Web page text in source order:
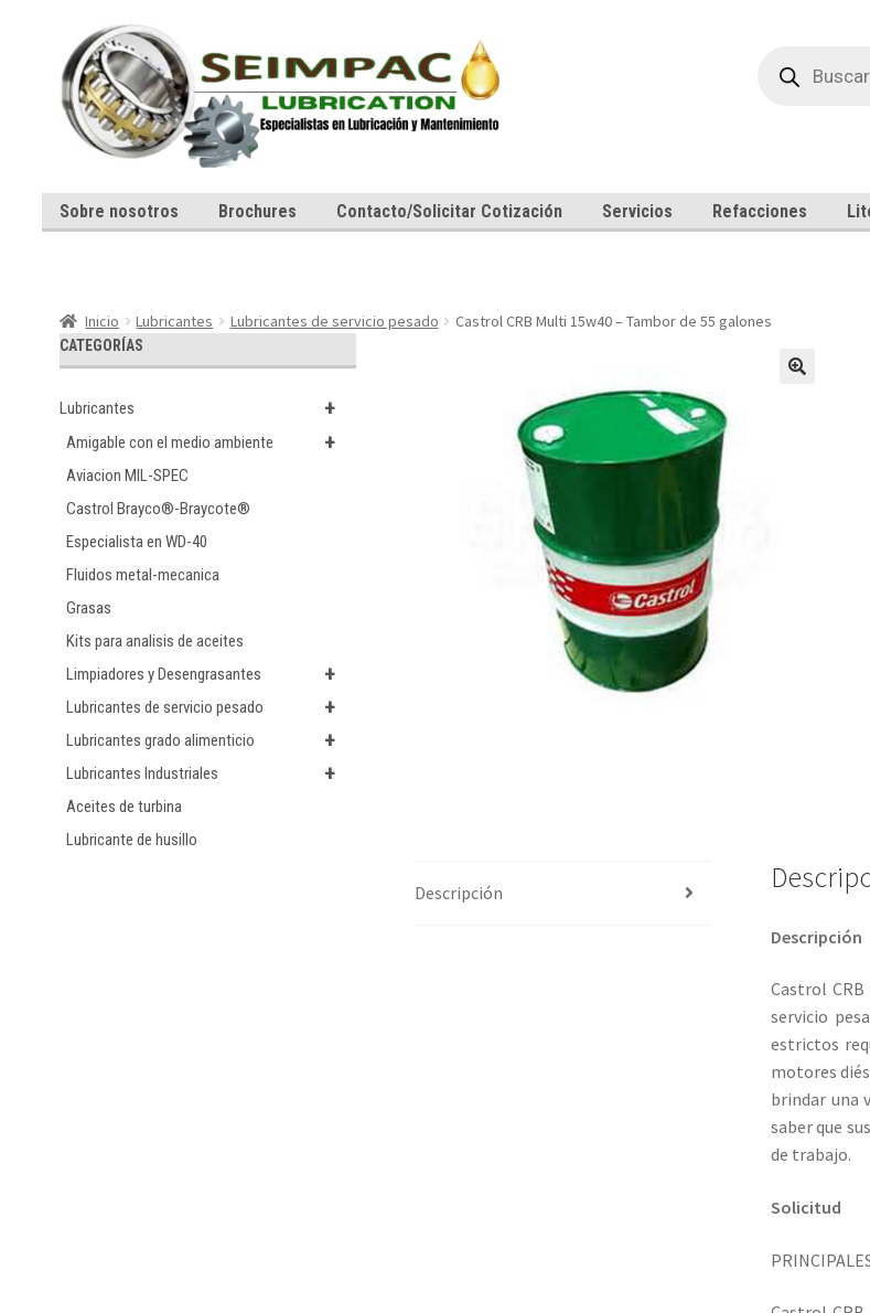
a
la
navegación
al
contenido
productos
Sobre nosotros Brochures Contacto/Solicitar Cotización Servicios Refacciones
Inicio Lubricantes Lubricantes de servicio pesado Castrol CRB Multi 15w40 – Tambor de 55 galones
Descripción
Descripción
Castrol
servicio
estrictos
motores
brindar una
saber que
de trabajo.
Solicitud
CATEGORÍAS
+
Lubricantes
+
Amigable con el medio ambiente
Aviacion MIL-SPEC
Castrol Brayco®-Braycote®
Especialista en WD-40
Fluidos metal-mecanica
Grasas
Kits para analisis de aceites
+
Limpiadores y Desengrasantes
+
Lubricantes de servicio pesado
+
Lubricantes grado alimenticio
+
Lubricantes Industriales
Aceites de turbina
Lubricante de husillo